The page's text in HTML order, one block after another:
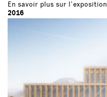
En savoir plus sur l’exposition
2016